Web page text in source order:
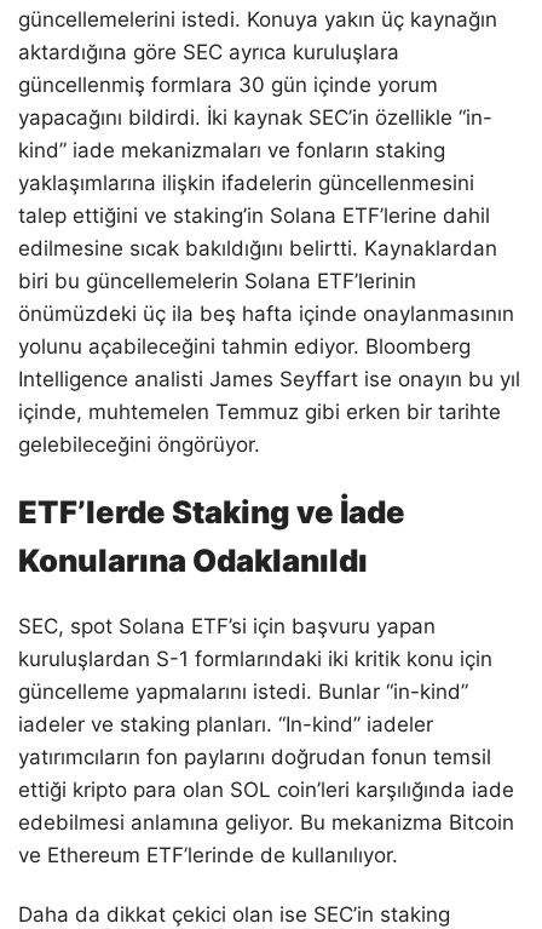
güncellemelerini istedi. Konuya yakın üç kaynağın
aktardığına göre SEC ayrıca kuruluşlara
güncellenmiş formlara 30 gün içinde yorum
yapacağını bildirdi. İki kaynak SEC’in özellikle “in-
kind” iade mekanizmaları ve fonların staking
yaklaşımlarına ilişkin ifadelerin güncellenmesini
talep ettiğini ve staking’in Solana ETF’lerine dahil
edilmesine sıcak bakıldığını belirtti. Kaynaklardan
biri bu güncellemelerin Solana ETF’lerinin
önümüzdeki üç ila beş hafta içinde onaylanmasının
yolunu açabileceğini tahmin ediyor. Bloomberg
Intelligence analisti James Seyffart ise onayın bu yıl
içinde, muhtemelen Temmuz gibi erken bir tarihte
gelebileceğini öngörüyor.
ETF’lerde Staking ve İade
Konularına Odaklanıldı
SEC, spot Solana ETF’si için başvuru yapan
kuruluşlardan S-1 formlarındaki iki kritik konu için
güncelleme yapmalarını istedi. Bunlar “in-kind”
iadeler ve staking planları. “In-kind” iadeler
yatırımcıların fon paylarını doğrudan fonun temsil
ettiği kripto para olan SOL coin’leri karşılığında iade
edebilmesi anlamına geliyor. Bu mekanizma Bitcoin
ve Ethereum ETF’lerinde de kullanılıyor.
Daha da dikkat çekici olan ise SEC’in staking